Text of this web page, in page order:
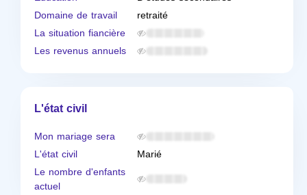
Domaine de travail
retraité
La situation fiancière
Les revenus annuels
L'état civil
Mon mariage sera
L'état civil
Marié
Le nombre d'enfants
actuel